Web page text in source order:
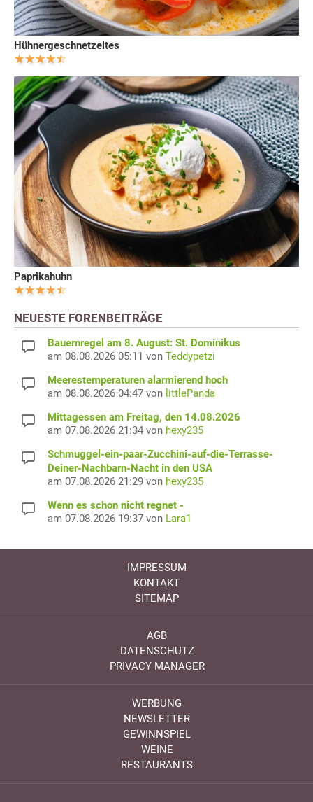
Hühnergeschnetzeltes
Paprikahuhn
NEUESTE FORENBEITRÄGE
Bauernregel am 8. August: St. Dominikus
am 08.08.2026 05:11 von Teddypetzi
Meerestemperaturen alarmierend hoch
am 08.08.2026 04:47 von littlePanda
Mittagessen am Freitag, den 14.08.2026
am 07.08.2026 21:34 von hexy235
Schmuggel-ein-paar-Zucchini-auf-die-Terrasse-
Deiner-Nachbarn-Nacht in den USA
am 07.08.2026 21:29 von hexy235
Wenn es schon nicht regnet -
am 07.08.2026 19:37 von Lara1
IMPRESSUM
KONTAKT
SITEMAP
AGB
DATENSCHUTZ
PRIVACY MANAGER
WERBUNG
NEWSLETTER
GEWINNSPIEL
WEINE
RESTAURANTS